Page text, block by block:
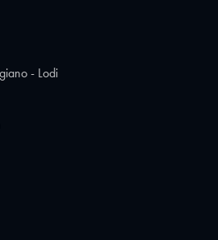
- Lodi